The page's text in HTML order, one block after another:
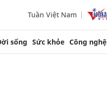
Tuần Việt Nam
sống Sức khỏe Công nghệ